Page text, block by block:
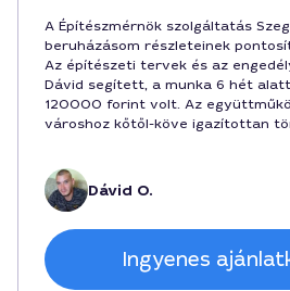
A Építészmérnök szolgáltatás
beruházásom részleteinek
Az építészeti tervek és az
Dávid segített, a munka 6 hét
120000 forint volt. Az
városhoz kőtől-köve igazítottan
Dávid O.
Ingyenes